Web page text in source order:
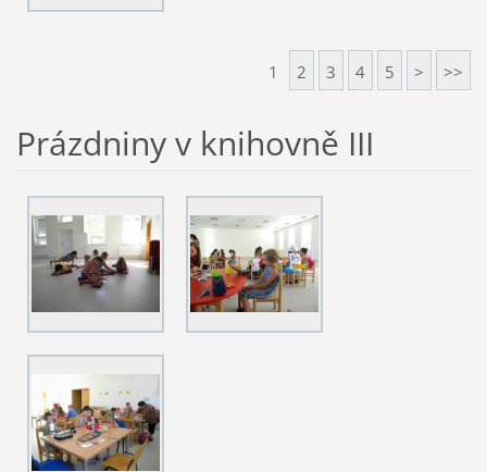
1 2 3 4 5 > >>
Prázdniny v knihovně III